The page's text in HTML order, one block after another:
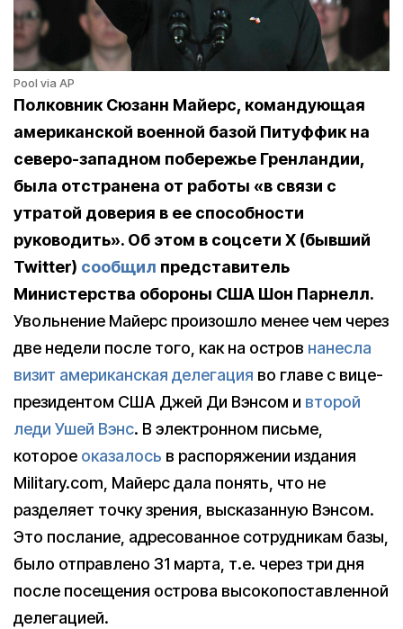
Pool via AP
Полковник Сюзанн Майерс, командующая
американской военной базой Питуффик на
северо-западном побережье Гренландии,
была отстранена от работы «в связи с
утратой доверия в ее способности
руководить». Об этом в соцсети X (бывший
Twitter) сообщил представитель
Министерства обороны США Шон Парнелл.
Увольнение Майерс произошло менее чем через
две недели после того, как на остров нанесла
визит американская делегация во главе с вице-
президентом США Джей Ди Вэнсом и второй
леди Ушей Вэнс. В электронном письме,
которое оказалось в распоряжении издания
Military.com, Майерс дала понять, что не
разделяет точку зрения, высказанную Вэнсом.
Это послание, адресованное сотрудникам базы,
было отправлено 31 марта, т.е. через три дня
после посещения острова высокопоставленной
делегацией.